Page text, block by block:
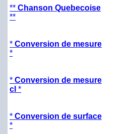
** Chanson Quebecoise
**
* Conversion de mesure
*
* Conversion de mesure
cl *
* Conversion de surface
*